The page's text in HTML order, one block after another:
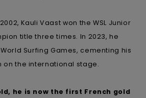
Kauli Vaast won the WSL Junior
title three times. In 2023, he
Surfing Games, cementing his
on the international stage.
he is now the first French gold